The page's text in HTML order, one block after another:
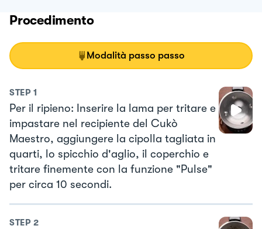
Procedimento
Modalità passo passo
STEP 1
Per il ripieno: Inserire la lama per tritare e
impastare nel recipiente del Cukò
Maestro, aggiungere la cipolla tagliata in
quarti, lo spicchio d'aglio, il coperchio e
tritare finemente con la funzione "Pulse"
per circa 10 secondi.
STEP 2